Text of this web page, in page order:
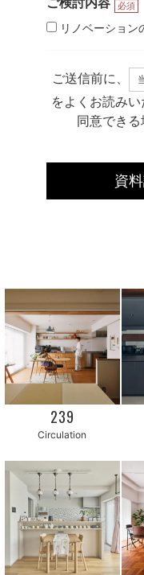
必須
リノベーション
ご送信前に、
をよくお読み
同意できる
239
Circulation